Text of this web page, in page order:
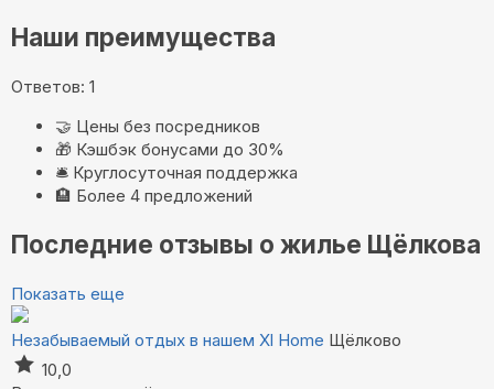
Наши преимущества
Ответов: 1
🤝 Цены без посредников
🎁 Кэшбэк бонусами до 30%
🛎️ Круглосуточная поддержка
🏨 Более 4 предложений
Последние отзывы о жилье Щёлкова
Показать еще
Незабываемый отдых в нашем Xl Home Щёлково
10,0